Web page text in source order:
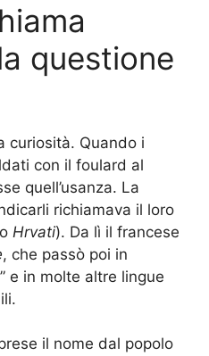
questione
curiosità. Quando i
con il foulard al
quell’usanza. La
richiamava il loro
Hrvati). Da lì il francese
, che passò poi in
e in molte altre lingue
il nome dal popolo